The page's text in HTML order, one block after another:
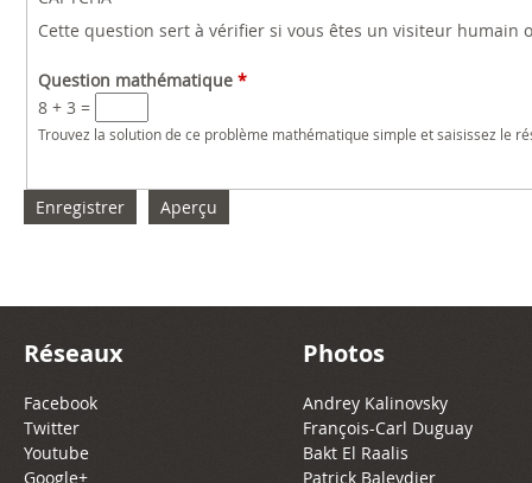
Cette question sert à vérifier si vous êtes un visiteur
Question mathématique *
8 + 3 =
Trouvez la solution de ce problème mathématique simple et saisissez le
Réseaux
Facebook
Twitter
Youtube
Google+
Photos
Andrey Kalinovsky
François-Carl Duguay
Bakt El Raalis
Patrick Baleydier